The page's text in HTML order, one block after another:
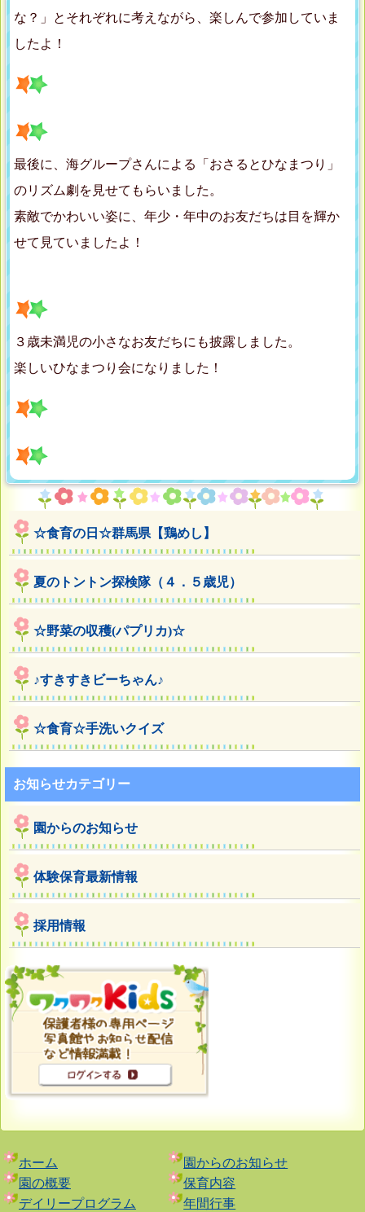
な？」とそれぞれに考えながら、楽しんで参加していま
したよ！
最後に、海グループさんによる「おさるとひなまつり」
のリズム劇を見せてもらいました。
素敵でかわいい姿に、年少・年中のお友だちは目を輝か
せて見ていましたよ！
３歳未満児の小さなお友だちにも披露しました。
楽しいひなまつり会になりました！
☆食育の日☆群馬県【鶏めし】
夏のトントン探検隊（４．５歳児）
☆野菜の収穫(パプリカ)☆
♪すきすきビーちゃん♪
☆食育☆手洗いクイズ
お知らせカテゴリー
園からのお知らせ
体験保育最新情報
採用情報
ホーム
園からのお知らせ
園の概要
保育内容
デイリープログラム
年間行事